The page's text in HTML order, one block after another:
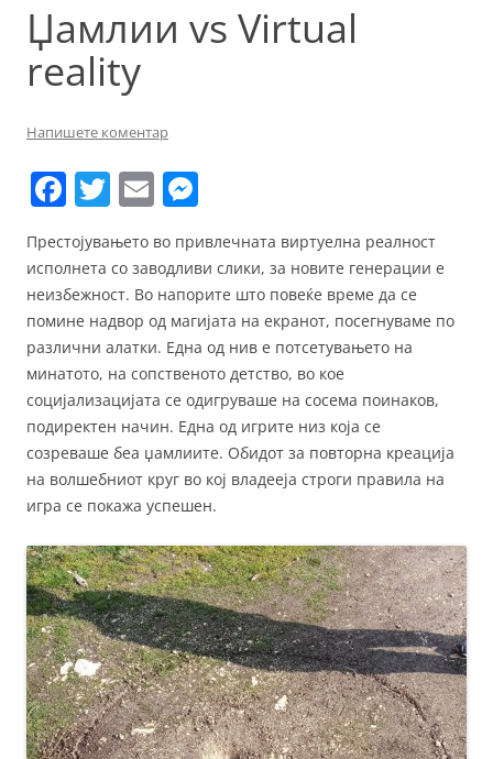
Џамлии vs Virtual
reality
Напишете коментар
F
a
c
e
b
o
o
k
T
itt
er
E
ai
l
ss
e
n
g
er
Престојувањето во привлечната виртуелна реалност
исполнета со заводливи слики, за новите генерации е
неизбежност. Во напорите што повеќе време да се
помине надвор од магијата на екранот, посегнуваме по
различни алатки. Една од нив е потсетувањето на
минатото, на сопственото детство, во кое
социјализацијата се одигруваше на сосема поинаков,
подиректен начин. Една од игрите низ која се
созреваше беа џамлиите. Обидот за повторна креација
на волшебниот круг во кој владееја строги правила на
игра се покажа успешен.